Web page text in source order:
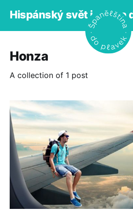
Hispánský svět jako na
Honza
A collection of 1 post